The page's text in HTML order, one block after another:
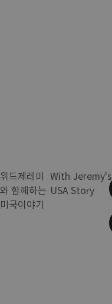
위드제레미
와 함께하는
미국이야기
With Jeremy's
USA Story